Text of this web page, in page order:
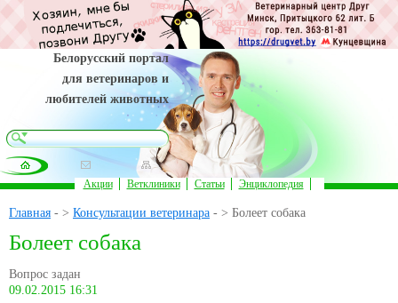
Белорусский портал
для ветеринаров и
любителей животных
Главная - > Консультации ветеринара - > Болеет собака
Болеет собака
Вопрос задан
09.02.2015 16:31
Акции Ветклиники Статьи Энциклопедия